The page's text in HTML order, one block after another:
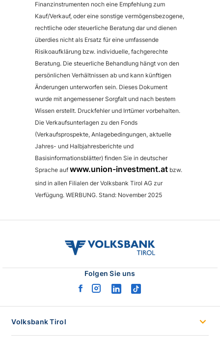
Finanzinstrumenten noch eine Empfehlung zum
Kauf/Verkauf, oder eine sonstige vermögensbezogene,
rechtliche oder steuerliche Beratung dar und dienen
überdies nicht als Ersatz für eine umfassende
Risikoaufklärung bzw. individuelle, fachgerechte
Beratung. Die steuerliche Behandlung hängt von den
persönlichen Verhältnissen ab und kann künftigen
Änderungen unterworfen sein. Dieses Dokument
wurde mit angemessener Sorgfalt und nach bestem
Wissen erstellt. Druckfehler und Irrtümer vorbehalten.
Die Verkaufsunterlagen zu den Fonds
(Verkaufsprospekte, Anlagebedingungen, aktuelle
Jahres- und Halbjahresberichte und
Basisinformationsblätter) finden Sie in deutscher
Sprache auf www.union-investment.at bzw.
sind in allen Filialen der Volksbank Tirol AG zur
Verfügung. WERBUNG. Stand: November 2025
volksbank
Folgen Sie uns
facebook
instagram
linkedintiktok
Volksbank Tirol